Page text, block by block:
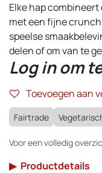
Elke hap
met een fijne crunch
speelse
delen of om van te
Log in om
Toevoegen aan
Fairtrade
Voor een volledig
▶ Productdetails